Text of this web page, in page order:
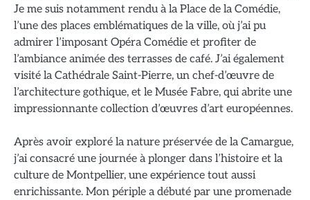
Je me suis notamment rendu à la Place de la Comédie,
l’une des places emblématiques de la ville, où j’ai pu
admirer l’imposant Opéra Comédie et profiter de
l’ambiance animée des terrasses de café. J’ai également
visité la Cathédrale Saint-Pierre, un chef-d’œuvre de
l’architecture gothique, et le Musée Fabre, qui abrite une
impressionnante collection d’œuvres d’art européennes.
Après avoir exploré la nature préservée de la Camargue,
j’ai consacré une journée à plonger dans l’histoire et la
culture de Montpellier, une expérience tout aussi
enrichissante. Mon périple a débuté par une promenade